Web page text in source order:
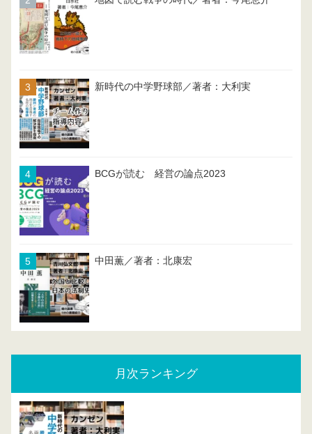
新時代の中学野球部／著者：大利実
BCGが読む 経営の論点2023
中田薫／著者：北康宏
月次ランキング